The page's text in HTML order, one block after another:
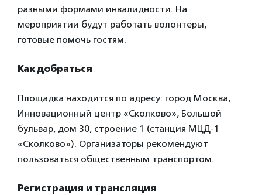
разными формами инвалидности. На
мероприятии будут работать волонтеры,
готовые помочь гостям.
Как добраться
Площадка находится по адресу: город Москва,
Инновационный центр «Сколково», Большой
бульвар, дом 30, строение 1 (станция МЦД-1
«Сколково»). Организаторы рекомендуют
пользоваться общественным транспортом.
Регистрация и трансляция